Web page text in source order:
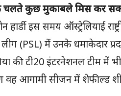
कुछ मुकाबले मिस कर सकते
इस समय ऑस्ट्रेलियाई
(PSL) में उनके धमाकेदार
की टी20 इंटरनेशनल टीम में भी
वह आगामी सीजन में शेफील्ड